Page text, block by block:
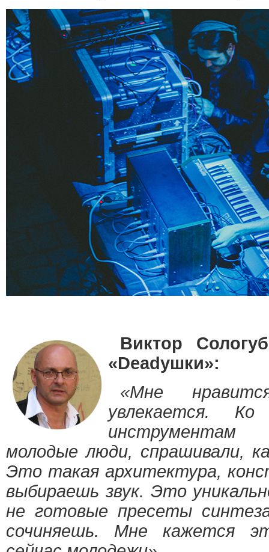
Виктор
«Deadушки»:
«Мне
увлекается.
инструментам
молодые люди, спрашивали,
Это такая архитектура,
выбираешь звук. Это
не готовые пресеты
сочиняешь. Мне кажется